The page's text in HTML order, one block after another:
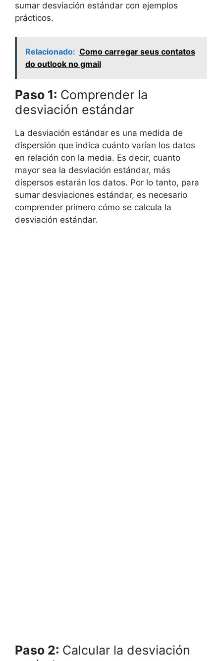
sumar desviación estándar con ejemplos
prácticos.
Relacionado: Como carregar seus contatos
do outlook no gmail
Paso 1: Comprender la
desviación estándar
La desviación estándar es una medida de
dispersión que indica cuánto varían los datos
en relación con la media. Es decir, cuanto
mayor sea la desviación estándar, más
dispersos estarán los datos. Por lo tanto, para
sumar desviaciones estándar, es necesario
comprender primero cómo se calcula la
desviación estándar.
Paso 2: Calcular la desviación